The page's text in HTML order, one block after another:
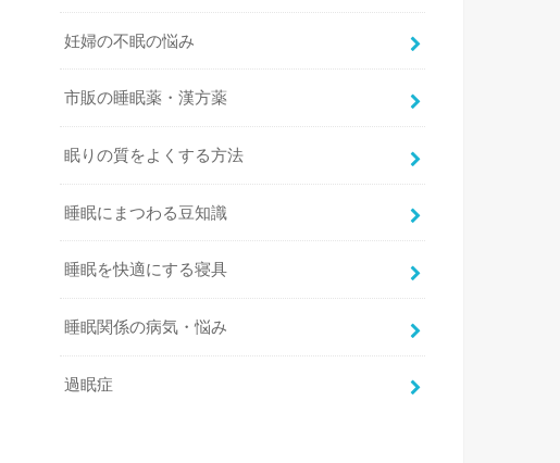
妊婦の不眠の悩み
市販の睡眠薬・漢方薬
眠りの質をよくする方法
睡眠にまつわる豆知識
睡眠を快適にする寝具
睡眠関係の病気・悩み
過眠症